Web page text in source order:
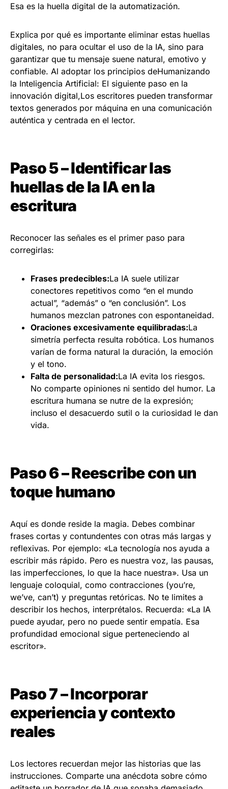
Esa es la huella digital de la automatización.
Explica por qué es importante eliminar estas huellas
digitales, no para ocultar el uso de la IA, sino para
garantizar que tu mensaje suene natural, emotivo y
confiable. Al adoptar los principios deHumanizando
la Inteligencia Artificial: El siguiente paso en la
innovación digital,Los escritores pueden transformar
textos generados por máquina en una comunicación
auténtica y centrada en el lector.
Paso 5 – Identificar las
huellas de la IA en la
escritura
Reconocer las señales es el primer paso para
corregirlas:
Frases predecibles:La IA suele utilizar
conectores repetitivos como “en el mundo
actual”, “además” o “en conclusión”. Los
humanos mezclan patrones con espontaneidad.
Oraciones excesivamente equilibradas:La
simetría perfecta resulta robótica. Los humanos
varían de forma natural la duración, la emoción
y el tono.
Falta de personalidad:La IA evita los riesgos.
No comparte opiniones ni sentido del humor. La
escritura humana se nutre de la expresión;
incluso el desacuerdo sutil o la curiosidad le dan
vida.
Paso 6 – Reescribe con un
toque humano
Aquí es donde reside la magia. Debes combinar
frases cortas y contundentes con otras más largas y
reflexivas. Por ejemplo: «La tecnología nos ayuda a
escribir más rápido. Pero es nuestra voz, las pausas,
las imperfecciones, lo que la hace nuestra». Usa un
lenguaje coloquial, como contracciones (you’re,
we’ve, can’t) y preguntas retóricas. No te limites a
describir los hechos, interprétalos. Recuerda: «La IA
puede ayudar, pero no puede sentir empatía. Esa
profundidad emocional sigue perteneciendo al
escritor».
Paso 7 – Incorporar
experiencia y contexto
reales
Los lectores recuerdan mejor las historias que las
instrucciones. Comparte una anécdota sobre cómo